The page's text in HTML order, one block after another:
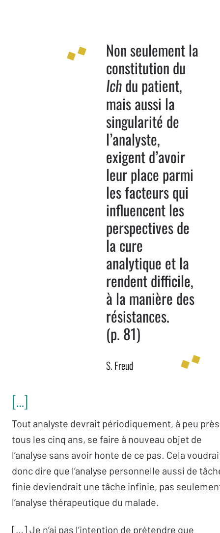
Non seulement la
constitution du
Ichdu patient,
mais aussi la
singularité de
l’analyste,
exigent d’avoir
leur place parmi
les facteurs qui
influencent les
perspectives de
la cure
analytique et la
rendent difficile,
à la manière des
résistances.
(p. 81)
S. Freud
[…]
Tout analyste devrait périodiquement, à peu près
tous les cinq ans, se faire à nouveau objet de
l’analyse sans avoir honte de ce pas. Cela
donc dire que l’analyse personnelle aussi de
finie deviendrait une tâche infinie, pas
l’analyse thérapeutique du malade.
[…] Je n’ai pas l’intention de prétendre que